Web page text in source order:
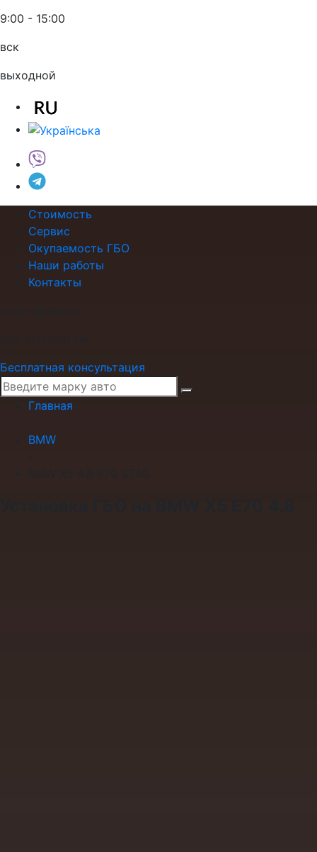
9:00 - 15:00
вск
выходной
Стоимость
Сервис
Окупаемость ГБО
Наши работы
Контакты
Бесплатная консультация
Главная
BMW